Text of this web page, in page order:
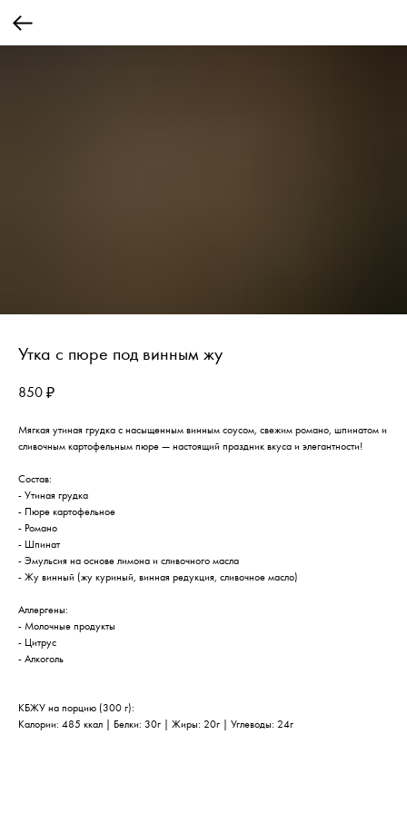
Утка с пюре под винным жу
850 ₽
Мягкая утиная грудка с насыщенным винным соусом, свежим романо, шпинатом и
сливочным картофельным пюре — настоящий праздник вкуса и элегантности!
Состав:
- Утиная грудка
- Пюре картофельное
- Романо
- Шпинат
- Эмульсия на основе лимона и сливочного масла
- Жу винный (жу куриный, винная редукция, сливочное масло)
Аллергены:
- Молочные продукты
- Цитрус
- Алкоголь
КБЖУ на порцию (300 г):
Калории: 485 ккал | Белки: 30г | Жиры: 20г | Углеводы: 24г